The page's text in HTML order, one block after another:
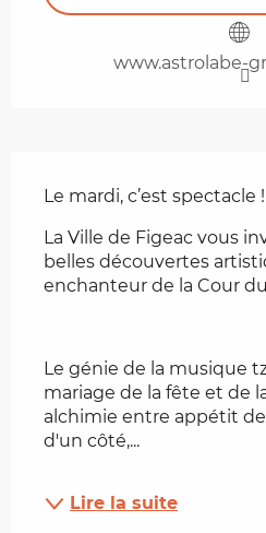
www.astrolabe-
Le mardi, c’est spectacle !
La Ville de Figeac vous
belles découvertes
enchanteur de la Cour
Le génie de la musique
mariage de la fête et de
alchimie entre appétit
d'un côté,...
Lire la suite